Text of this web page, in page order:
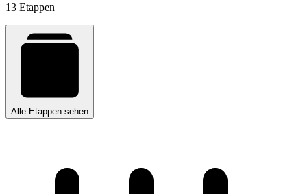
13 Etappen
Alle Etappen sehen